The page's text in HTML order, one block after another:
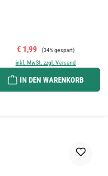
Verkaufspreis:
€ 1,99 Regulärer Preis:
(34% gespart)
inkl. MwSt. zzgl. Versand
IN DEN WARENKORB